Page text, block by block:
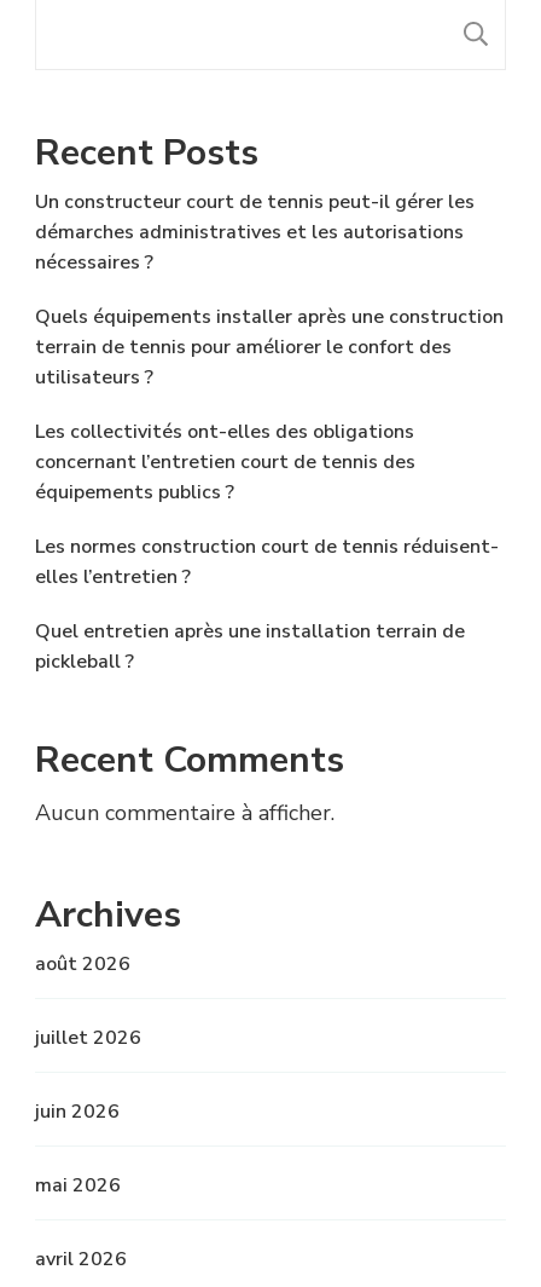
Recent Posts
Un constructeur court de tennis peut-il gérer les
démarches administratives et les autorisations
nécessaires ?
Quels équipements installer après une construction
terrain de tennis pour améliorer le confort des
utilisateurs ?
Les collectivités ont-elles des obligations
concernant l’entretien court de tennis des
équipements publics ?
Les normes construction court de tennis réduisent-
elles l’entretien ?
Quel entretien après une installation terrain de
pickleball ?
Recent Comments
Aucun commentaire à afficher.
Archives
août 2026
juillet 2026
juin 2026
mai 2026
avril 2026